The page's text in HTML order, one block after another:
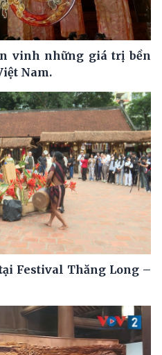
vinh những giá trị bền
Nam.
Festival Thăng Long –